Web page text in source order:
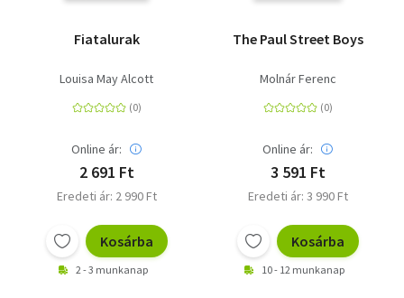
Fiatalurak
Louisa May Alcott
Online ár:
2 691 Ft
Eredeti ár: 2 990 Ft
Kosárba
2 - 3 munkanap
The Paul Street Boys
Molnár Ferenc
Online ár:
3 591 Ft
Eredeti ár: 3 990 Ft
Kosárba
10 - 12 munkanap